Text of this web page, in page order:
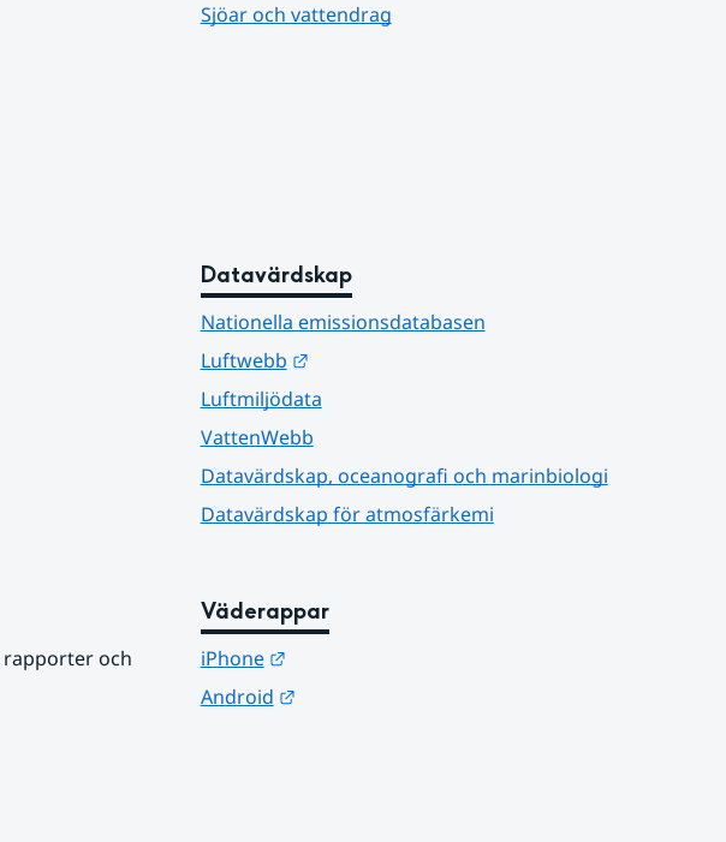
Sjöar och vattendrag
Datavärdskap
Nationella emissionsdatabasen
Luftwebb
Länk till annan webbplats.
Luftmiljödata
VattenWebb
Datavärdskap, oceanografi och marinbiologi
Datavärdskap för atmosfärkemi
och
Väderappar
iPhone
Länk till annan webbplats.
Android
Länk till annan webbplats.